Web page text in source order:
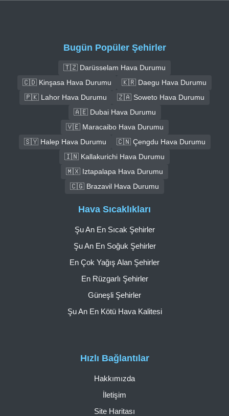
Bugün Popüler Şehirler
🇹🇿 Darüsselam Hava Durumu
🇨🇩 Kinşasa Hava Durumu
🇰🇷 Daegu Hava Durumu
🇵🇰 Lahor Hava Durumu
🇿🇦 Soweto Hava Durumu
🇦🇪 Dubai Hava Durumu
🇻🇪 Maracaibo Hava Durumu
🇸🇾 Halep Hava Durumu
🇨🇳 Çengdu Hava Durumu
🇮🇳 Kallakurichi Hava Durumu
🇲🇽 Iztapalapa Hava Durumu
🇨🇬 Brazavil Hava Durumu
Hızlı Bağlantılar
Hakkımızda
İletişim
Site Haritası
Hava Sıcaklıkları
Şu An En Sıcak Şehirler
Şu An En Soğuk Şehirler
En Çok Yağış Alan Şehirler
En Rüzgarlı Şehirler
Güneşli Şehirler
Şu An En Kötü Hava Kalitesi